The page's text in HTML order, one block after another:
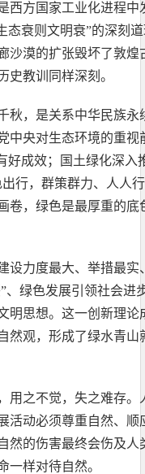
西方国家工业化进程中
态衰则文明衰”的深刻
沙漠的扩张毁坏了敦
史教训同样深刻。
秋，是关系中华民族
中央对生态环境的重
好成效；国土绿化深入
行，群策群力、人人
，绿色是最厚重的底
设力度最大、举措最
、绿色发展引领社会进
明思想。这一创新理
然观，形成了绿水青
用之不觉，失之难存
活动必须尊重自然、
然的伤害最终会伤及
一样对待自然。